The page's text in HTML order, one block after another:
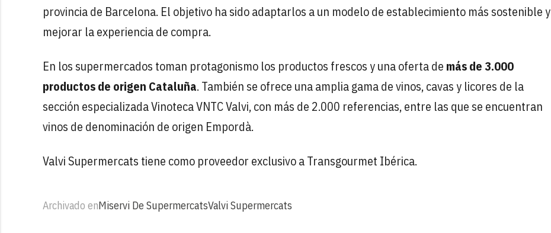
provincia de Barcelona. El objetivo ha sido adaptarlos a un modelo de establecimiento más sostenible y
mejorar la experiencia de compra.
En los supermercados toman protagonismo los productos frescos y una oferta de más de 3.000
productos de origen Cataluña. También se ofrece una amplia gama de vinos, cavas y licores de la
sección especializada Vinoteca VNTC Valvi, con más de 2.000 referencias, entre las que se encuentran
vinos de denominación de origen Empordà.
Valvi Supermercats tiene como proveedor exclusivo a Transgourmet Ibérica.
Archivado enMiservi De SupermercatsValvi Supermercats